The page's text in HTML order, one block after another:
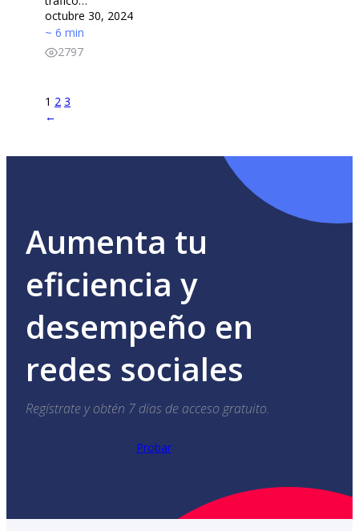
octubre 30, 2024
~ 6 min
2797
1 2 3
→
Aumenta tu
eficiencia y
desempeño en
redes sociales
Regístrate y obtén 7 días de acceso gratuito.
Probar